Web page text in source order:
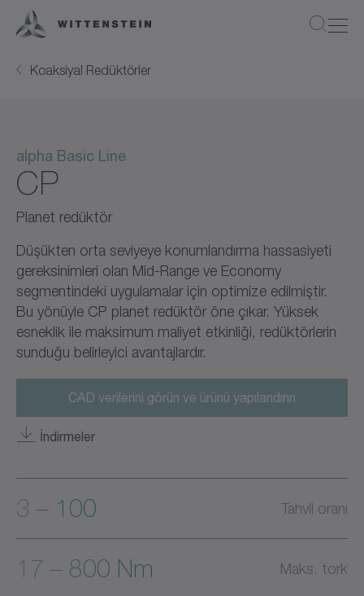
Koaksiyal Redüktörler
alpha Basic Line
CP
Planet redüktör
Düşükten orta seviyeye konumlandırma hassasiyeti
gereksinimleri olan Mid-Range ve Economy
segmentindeki uygulamalar için optimize edilmiştir.
Bu yönüyle CP planet redüktör öne çıkar. Yüksek
esneklik ile maksimum maliyet etkinliği, redüktörlerin
sunduğu belirleyici avantajlardır.
CAD verilerini görün ve ürünü yapılandırın
İndirmeler
3 – 100 Tahvil oranı
17 – 800 Nm Maks. tork